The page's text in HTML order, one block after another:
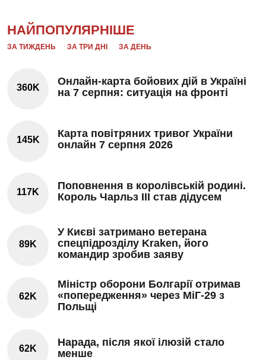
НАЙПОПУЛЯРНІШЕ
ЗА ТИЖДЕНЬ ЗА ТРИ ДНІ ЗА ДЕНЬ
360K
Онлайн-карта бойових дій в Україні
на 7 серпня: ситуація на фронті
145K
Карта повітряних тривог України
онлайн 7 серпня 2026
117K
Поповнення в королівській родині.
Король Чарльз III став дідусем
89K
У Києві затримано ветерана
спецпідрозділу Kraken, його
командир зробив заяву
62K
Міністр оборони Болгарії отримав
«попередження» через МіГ-29 з
Польщі
62K
Нарада, після якої ілюзій стало
менше